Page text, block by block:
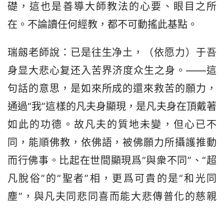
礎，這也是善導大師教法的心要、眼目之所
在。不論讀任何經教，都不可動搖此基點。
瑞劔老師說：已是往生净土，（依愿力）于吾
身显大悲心复还入苦界济度众生之身。——這
句話的意思，是如來所成的還來救苦的願力，
通過“我”這樣的凡夫身顯現，是凡夫身在頂戴著
如此的功德。故凡夫的質地未變，但心已不
同，能順佛教，依佛語，被佛願力所攝護推動
而行佛事。比起在世間顯現爲“與衆不同”、“超
凡脫俗”的“聖者”相，更爲可貴的是“和光同
塵”，與凡夫同悲同喜而能大悲傳普化的慈親